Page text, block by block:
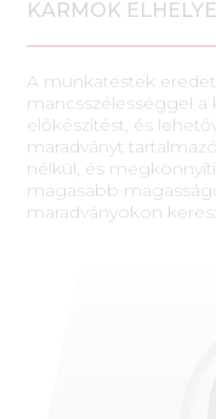
KARMOK
A munkatestek
mancsszélességgel a
előkészítést, és
maradványt
nélkül, és
magasabb
maradványokon